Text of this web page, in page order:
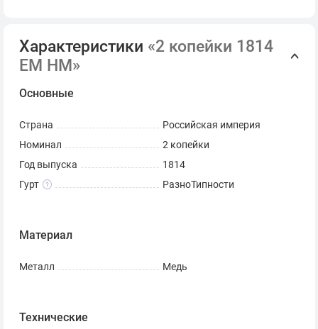
Характеристики «2 копейки 1814
ЕМ НМ»
Основные
Страна
Российская империя
Номинал
2 копейки
Год выпуска
1814
Гурт
РазноТипности
Материал
Металл Медь
Технические